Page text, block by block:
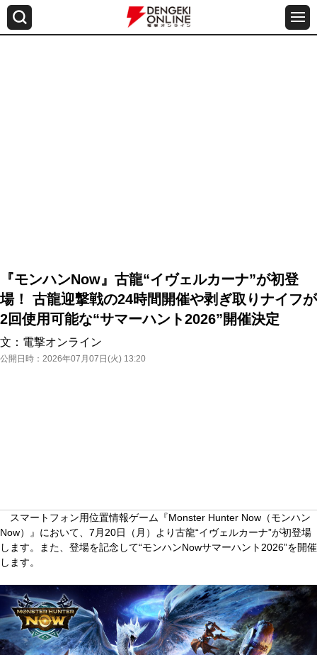
『モンハンNow』古龍“イヴェルカーナ”が初登
場！ 古龍迎撃戦の24時間開催や剥ぎ取りナイフが
2回使用可能な“サマーハント2026”開催決定
文： 電撃オンライン
公開日時： 2026年07月07日(火) 13:20
スマートフォン用位置情報ゲーム『Monster Hunter Now（モンハン
Now）』において、7月20日（月）より古龍“イヴェルカーナ”が初登場
します。また、登場を記念して“モンハンNowサマーハント2026”を開催
します。